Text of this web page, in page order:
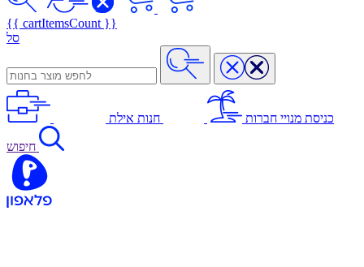
{{ cartItemsCount }}
סל
כניסת מנויי חברות חנות אילת
חיפוש